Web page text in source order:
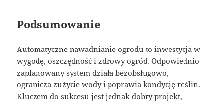
Podsumowanie
Automatyczne nawadnianie ogrodu to inwestycja w
wygodę, oszczędność i zdrowy ogród. Odpowiednio
zaplanowany system działa bezobsługowo,
ogranicza zużycie wody i poprawia kondycję roślin.
Kluczem do sukcesu jest jednak dobry projekt,